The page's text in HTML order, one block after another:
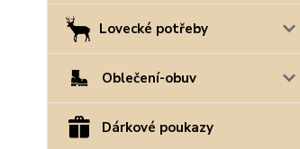
Lovecké potřeby
Oblečení-obuv
Dárkové poukazy